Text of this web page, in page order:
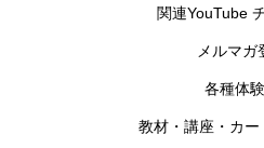
関連YouTube
メルマガ
各種体
教材・講座・カー